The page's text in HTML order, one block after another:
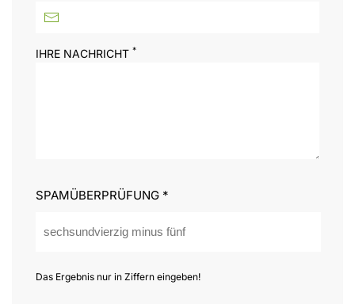
IHRE NACHRICHT *
SPAMÜBERPRÜFUNG *
Das Ergebnis nur in Ziffern eingeben!